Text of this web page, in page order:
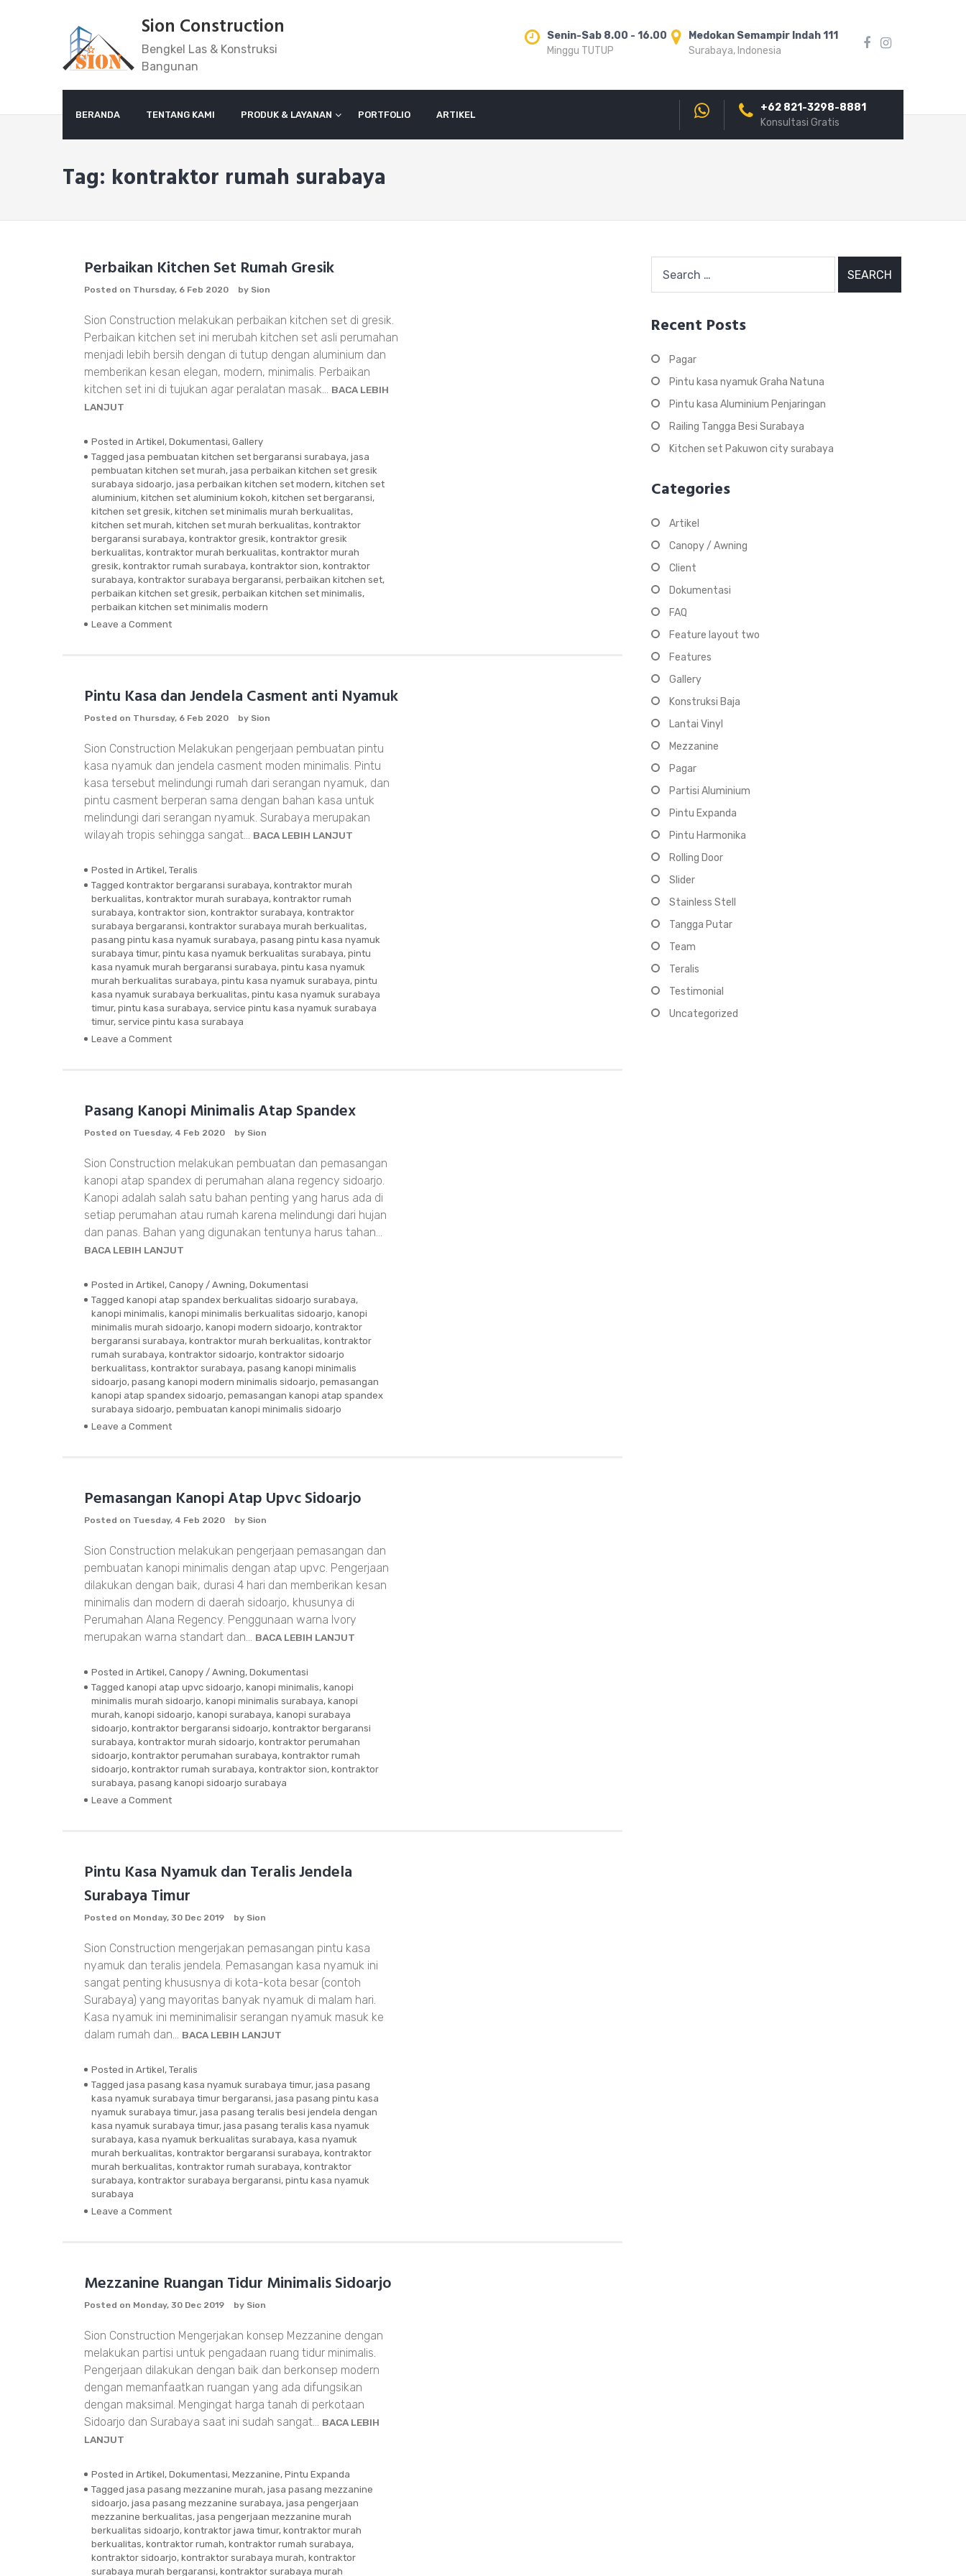
Sion Construction
Bengkel Las & Konstruksi
Bangunan
Senin-Sab 8.00 - 16.00
Minggu TUTUP
Medokan Semampir Indah 111
Surabaya, Indonesia
BERANDA TENTANG KAMI PRODUK & LAYANAN PORTFOLIO ARTIKEL
+62 821-3298-8881
Konsultasi Gratis
Tag: kontraktor rumah surabaya
Perbaikan Kitchen Set Rumah Gresik
Posted on Thursday, 6 Feb 2020 by Sion
Sion Construction melakukan perbaikan kitchen set di gresik.
Perbaikan kitchen set ini merubah kitchen set asli perumahan
menjadi lebih bersih dengan di tutup dengan aluminium dan
memberikan kesan elegan, modern, minimalis. Perbaikan
kitchen set ini di tujukan agar peralatan masak… BACA LEBIH
LANJUT
Posted in Artikel, Dokumentasi, Gallery
Tagged jasa pembuatan kitchen set bergaransi surabaya, jasa
pembuatan kitchen set murah, jasa perbaikan kitchen set gresik
surabaya sidoarjo, jasa perbaikan kitchen set modern, kitchen set
aluminium, kitchen set aluminium kokoh, kitchen set bergaransi,
kitchen set gresik, kitchen set minimalis murah berkualitas,
kitchen set murah, kitchen set murah berkualitas, kontraktor
bergaransi surabaya, kontraktor gresik, kontraktor gresik
berkualitas, kontraktor murah berkualitas, kontraktor murah
gresik, kontraktor rumah surabaya, kontraktor sion, kontraktor
surabaya, kontraktor surabaya bergaransi, perbaikan kitchen set,
perbaikan kitchen set gresik, perbaikan kitchen set minimalis,
perbaikan kitchen set minimalis modern
Leave a Comment
Gresik
Pintu Kasa dan Jendela Casment anti Nyamuk
Posted on Thursday, 6 Feb 2020 by Sion
Sion Construction Melakukan pengerjaan pembuatan pintu
kasa nyamuk dan jendela casment moden minimalis. Pintu
kasa tersebut melindungi rumah dari serangan nyamuk, dan
pintu casment berperan sama dengan bahan kasa untuk
melindungi dari serangan nyamuk. Surabaya merupakan
wilayah tropis sehingga sangat… BACA LEBIH LANJUT
Posted in Artikel, Teralis
Tagged kontraktor bergaransi surabaya, kontraktor murah
berkualitas, kontraktor murah surabaya, kontraktor rumah
surabaya, kontraktor sion, kontraktor surabaya, kontraktor
surabaya bergaransi, kontraktor surabaya murah berkualitas,
pasang pintu kasa nyamuk surabaya, pasang pintu kasa nyamuk
surabaya timur, pintu kasa nyamuk berkualitas surabaya, pintu
kasa nyamuk murah bergaransi surabaya, pintu kasa nyamuk
murah berkualitas surabaya, pintu kasa nyamuk surabaya, pintu
kasa nyamuk surabaya berkualitas, pintu kasa nyamuk surabaya
timur, pintu kasa surabaya, service pintu kasa nyamuk surabaya
timur, service pintu kasa surabaya
Leave a Comment
Casment
Nyamuk
Pasang Kanopi Minimalis Atap Spandex
Posted on Tuesday, 4 Feb 2020 by Sion
Sion Construction melakukan pembuatan dan pemasangan
kanopi atap spandex di perumahan alana regency sidoarjo.
Kanopi adalah salah satu bahan penting yang harus ada di
setiap perumahan atau rumah karena melindungi dari hujan
dan panas. Bahan yang digunakan tentunya harus tahan…
BACA LEBIH LANJUT
Posted in Artikel, Canopy / Awning, Dokumentasi
Tagged kanopi atap spandex berkualitas sidoarjo surabaya,
kanopi minimalis, kanopi minimalis berkualitas sidoarjo, kanopi
minimalis murah sidoarjo, kanopi modern sidoarjo, kontraktor
bergaransi surabaya, kontraktor murah berkualitas, kontraktor
rumah surabaya, kontraktor sidoarjo, kontraktor sidoarjo
berkualitass, kontraktor surabaya, pasang kanopi minimalis
sidoarjo, pasang kanopi modern minimalis sidoarjo, pemasangan
kanopi atap spandex sidoarjo, pemasangan kanopi atap spandex
surabaya sidoarjo, pembuatan kanopi minimalis sidoarjo
Leave a Comment
Spandex
Pemasangan Kanopi Atap Upvc Sidoarjo
Posted on Tuesday, 4 Feb 2020 by Sion
Sion Construction melakukan pengerjaan pemasangan dan
pembuatan kanopi minimalis dengan atap upvc. Pengerjaan
dilakukan dengan baik, durasi 4 hari dan memberikan kesan
minimalis dan modern di daerah sidoarjo, khusunya di
Perumahan Alana Regency. Penggunaan warna Ivory
merupakan warna standart dan… BACA LEBIH LANJUT
Posted in Artikel, Canopy / Awning, Dokumentasi
Tagged kanopi atap upvc sidoarjo, kanopi minimalis, kanopi
minimalis murah sidoarjo, kanopi minimalis surabaya, kanopi
murah, kanopi sidoarjo, kanopi surabaya, kanopi surabaya
sidoarjo, kontraktor bergaransi sidoarjo, kontraktor bergaransi
surabaya, kontraktor murah sidoarjo, kontraktor perumahan
sidoarjo, kontraktor perumahan surabaya, kontraktor rumah
sidoarjo, kontraktor rumah surabaya, kontraktor sion, kontraktor
surabaya, pasang kanopi sidoarjo surabaya
Leave a Comment
Sidoarjo
Pintu Kasa Nyamuk dan Teralis Jendela
Surabaya Timur
Posted on Monday, 30 Dec 2019 by Sion
Sion Construction mengerjakan pemasangan pintu kasa
nyamuk dan teralis jendela. Pemasangan kasa nyamuk ini
sangat penting khususnya di kota-kota besar (contoh
Surabaya) yang mayoritas banyak nyamuk di malam hari.
Kasa nyamuk ini meminimalisir serangan nyamuk masuk ke
dalam rumah dan… BACA LEBIH LANJUT
Posted in Artikel, Teralis
Tagged jasa pasang kasa nyamuk surabaya timur, jasa pasang
kasa nyamuk surabaya timur bergaransi, jasa pasang pintu kasa
nyamuk surabaya timur, jasa pasang teralis besi jendela dengan
kasa nyamuk surabaya timur, jasa pasang teralis kasa nyamuk
surabaya, kasa nyamuk berkualitas surabaya, kasa nyamuk
murah berkualitas, kontraktor bergaransi surabaya, kontraktor
murah berkualitas, kontraktor rumah surabaya, kontraktor
surabaya, kontraktor surabaya bergaransi, pintu kasa nyamuk
surabaya
Leave a Comment
Teralis
Jendela
Surabaya
Mezzanine Ruangan Tidur Minimalis Sidoarjo
Posted on Monday, 30 Dec 2019 by Sion
Sion Construction Mengerjakan konsep Mezzanine dengan
melakukan partisi untuk pengadaan ruang tidur minimalis.
Pengerjaan dilakukan dengan baik dan berkonsep modern
dengan memanfaatkan ruangan yang ada difungsikan
dengan maksimal. Mengingat harga tanah di perkotaan
Sidoarjo dan Surabaya saat ini sudah sangat… BACA LEBIH
LANJUT
Posted in Artikel, Dokumentasi, Mezzanine, Pintu Expanda
Tagged jasa pasang mezzanine murah, jasa pasang mezzanine
sidoarjo, jasa pasang mezzanine surabaya, jasa pengerjaan
mezzanine berkualitas, jasa pengerjaan mezzanine murah
berkualitas sidoarjo, kontraktor jawa timur, kontraktor murah
berkualitas, kontraktor rumah, kontraktor rumah surabaya,
kontraktor sidoarjo, kontraktor surabaya murah, kontraktor
surabaya murah bergaransi, kontraktor surabaya murah
for:
Recent Posts
Pagar
Pintu kasa nyamuk Graha Natuna
Pintu kasa Aluminium Penjaringan
Railing Tangga Besi Surabaya
Kitchen set Pakuwon city surabaya
Categories
Artikel
Canopy / Awning
Client
Dokumentasi
FAQ
Feature layout two
Features
Gallery
Konstruksi Baja
Lantai Vinyl
Mezzanine
Pagar
Partisi Aluminium
Pintu Expanda
Pintu Harmonika
Rolling Door
Slider
Stainless Stell
Tangga Putar
Team
Teralis
Testimonial
Uncategorized